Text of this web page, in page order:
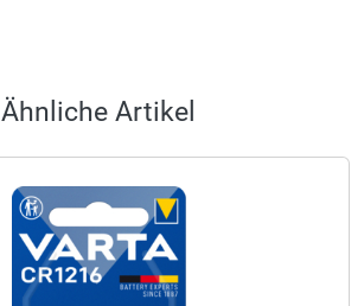
Ähnliche Artikel